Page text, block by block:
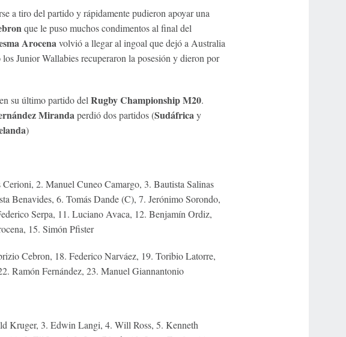
a tiro del partido y rápidamente pudieron apoyar una
que le puso muchos condimentos al final del
Arocena volvió a llegar al ingoal que dejó a Australia
Junior Wallabies recuperaron la posesión y dieron por
su último partido del Rugby Championship M20.
Miranda perdió dos partidos (Sudáfrica y
)
2. Manuel Cuneo Camargo, 3. Bautista Salinas
Benavides, 6. Tomás Dande (C), 7. Jerónimo Sorondo,
Serpa, 11. Luciano Avaca, 12. Benjamín Ordiz,
15. Simón Pfister
Cebron, 18. Federico Narváez, 19. Toribio Latorre,
Ramón Fernández, 23. Manuel Giannantonio
Kruger, 3. Edwin Langi, 4. Will Ross, 5. Kenneth